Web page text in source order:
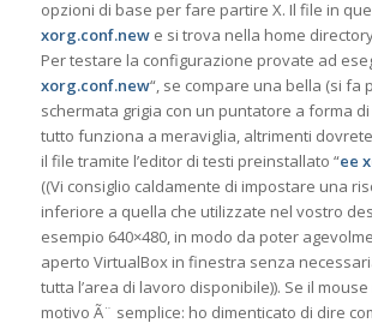
opzioni di base per fare partire X. Il file in
xorg.conf.newe si trova nella home
Per testare la configurazione provate ad
xorg.conf.new“, se compare una bella (si fa
schermata grigia con un puntatore a forma
tutto funziona a meraviglia, altrimenti
il file tramite l’editor di testi preinstallato “ee
((Vi consiglio caldamente di impostare una
inferiore a quella che utilizzate nel vostro
esempio 640×480, in modo da poter
aperto VirtualBox in finestra senza
tutta l’area di lavoro disponibile)). Se il
motivo Ã¨ semplice: ho dimenticato di dire